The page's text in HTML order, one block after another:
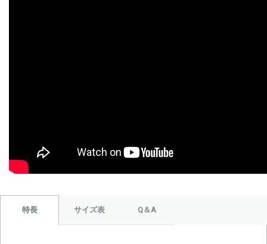
特長 サイズ表 Q＆A